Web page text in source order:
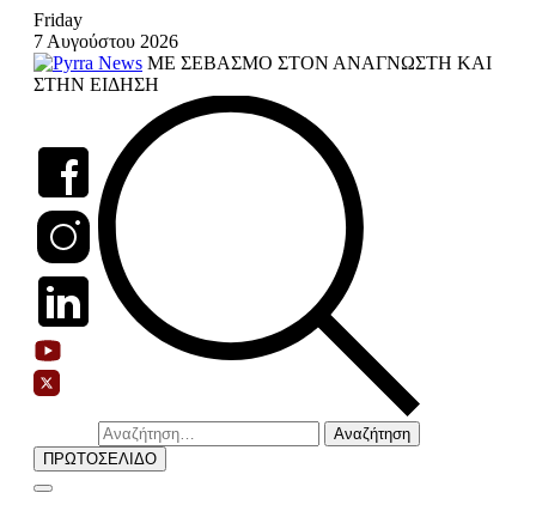
Skip
content
Friday
7 Αυγούστου 2026
ΜΕ ΣΕΒΑΣΜΟ ΣΤΟΝ ΑΝΑΓΝΩΣΤΗ ΚΑΙ
ΣΤΗΝ ΕΙΔΗΣΗ
Αναζήτηση
για:
ΠΡΩΤΟΣΕΛΙΔΟ